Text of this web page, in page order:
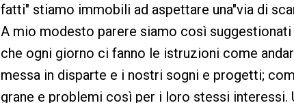
fatti" stiamo immobili ad aspettare una"via di
A mio modesto parere siamo così
che ogni giorno ci fanno le istruzioni come
messa in disparte e i nostri sogni e progetti;
grane e problemi così per i loro stessi